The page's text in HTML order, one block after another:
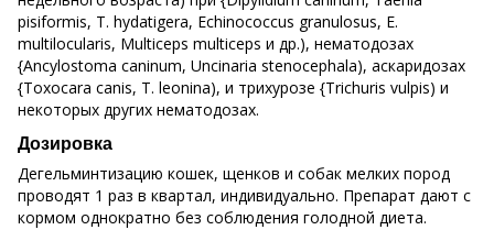
pisiformis, Т. hydatigera, Echinococcus granulosus, E.
multilocularis, Multiceps multiceps и др.), нематодозах
{Ancylostoma caninum, Uncinaria stenocephala), аскаридозах
{Toxocara canis, T. leonina), и трихурозе {Trichuris vulpis) и
некоторых других нематодозах.
Дозировка
Дегельминтизацию кошек, щенков и собак мелких пород
проводят 1 раз в квартал, индивидуально. Препарат дают с
кормом однократно без соблюдения голодной диета.